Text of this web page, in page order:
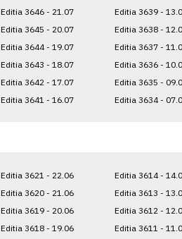
Editia 3646 - 21.07
Editia 3645 - 20.07
Editia 3644 - 19.07
Editia 3643 - 18.07
Editia 3642 - 17.07
Editia 3641 - 16.07
Editia 3639 -
Editia 3638 -
Editia 3637 -
Editia 3636 -
Editia 3635 -
Editia 3634 -
Editia 3621 - 22.06
Editia 3620 - 21.06
Editia 3619 - 20.06
Editia 3618 - 19.06
Editia 3614 -
Editia 3613 -
Editia 3612 -
Editia 3611 -